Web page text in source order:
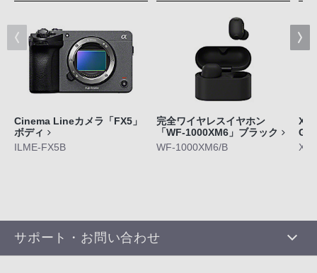
Cinema Lineカメラ「FX5」
ボディ
ILME-FX5B
完全ワイヤレスイヤホン
「WF-1000XM6」ブラック
WF-1000XM6/B
サポート・お問い合わせ